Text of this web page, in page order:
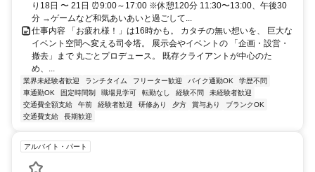
り18日 〜 21日 ⏰9:00～17:00 ※休憩120分 11:30〜13:00、午後30
分 →ゲームなど和気あいあいと過ごして...
仕事内容 「お疲れ様！」は16時かも。 カタチの無い想いを、 巨大な
イベント空間へ変える司令塔。 展示会やイベントの 「企画・設営・
撤去」まで 丸ごとプロデュース。 既存クライアントが中心のた
め、...
業界未経験者歓迎 ランチタイム フリーター歓迎 バイク通勤OK
学歴不問
車通勤OK
固定時間制 職場見学可 転勤なし 経験不問
未経験者歓迎
交通費全額支給
午前 経験者歓迎 研修あり 夕方 賞与あり
ブランクOK
交通費支給
長期歓迎
アルバイト・パート